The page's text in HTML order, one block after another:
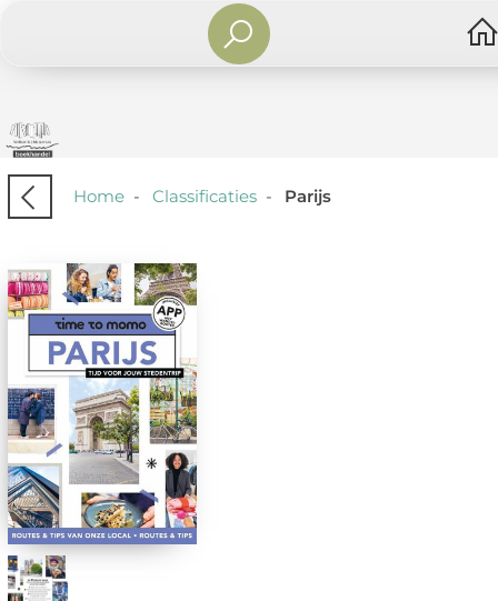
Home- Classificaties- Parijs